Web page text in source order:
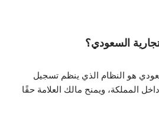
السعودي؟
هو النظام الذي ينظم تسجيل
داخل المملكة، ويمنح مالك العلامة حقًا